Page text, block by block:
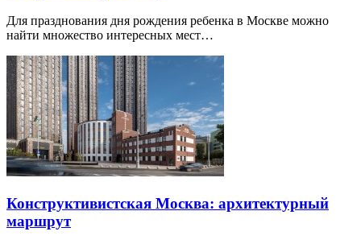
Для празднования дня рождения ребенка в Москве можно
найти множество интересных мест…
Конструктивистская Москва: архитектурный
маршрут